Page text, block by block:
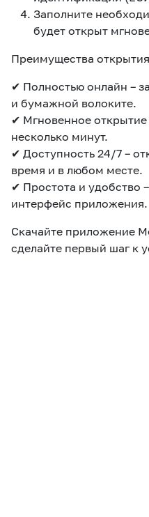
Заполните
будет открыт
Преимущества
✔ Полностью онлайн –
и бумажной волоките.
✔ Мгновенное открытие
несколько минут.
✔ Доступность 24/7 –
время и в любом месте.
✔ Простота и удобство
интерфейс приложения.
Скачайте приложение
сделайте первый шаг к